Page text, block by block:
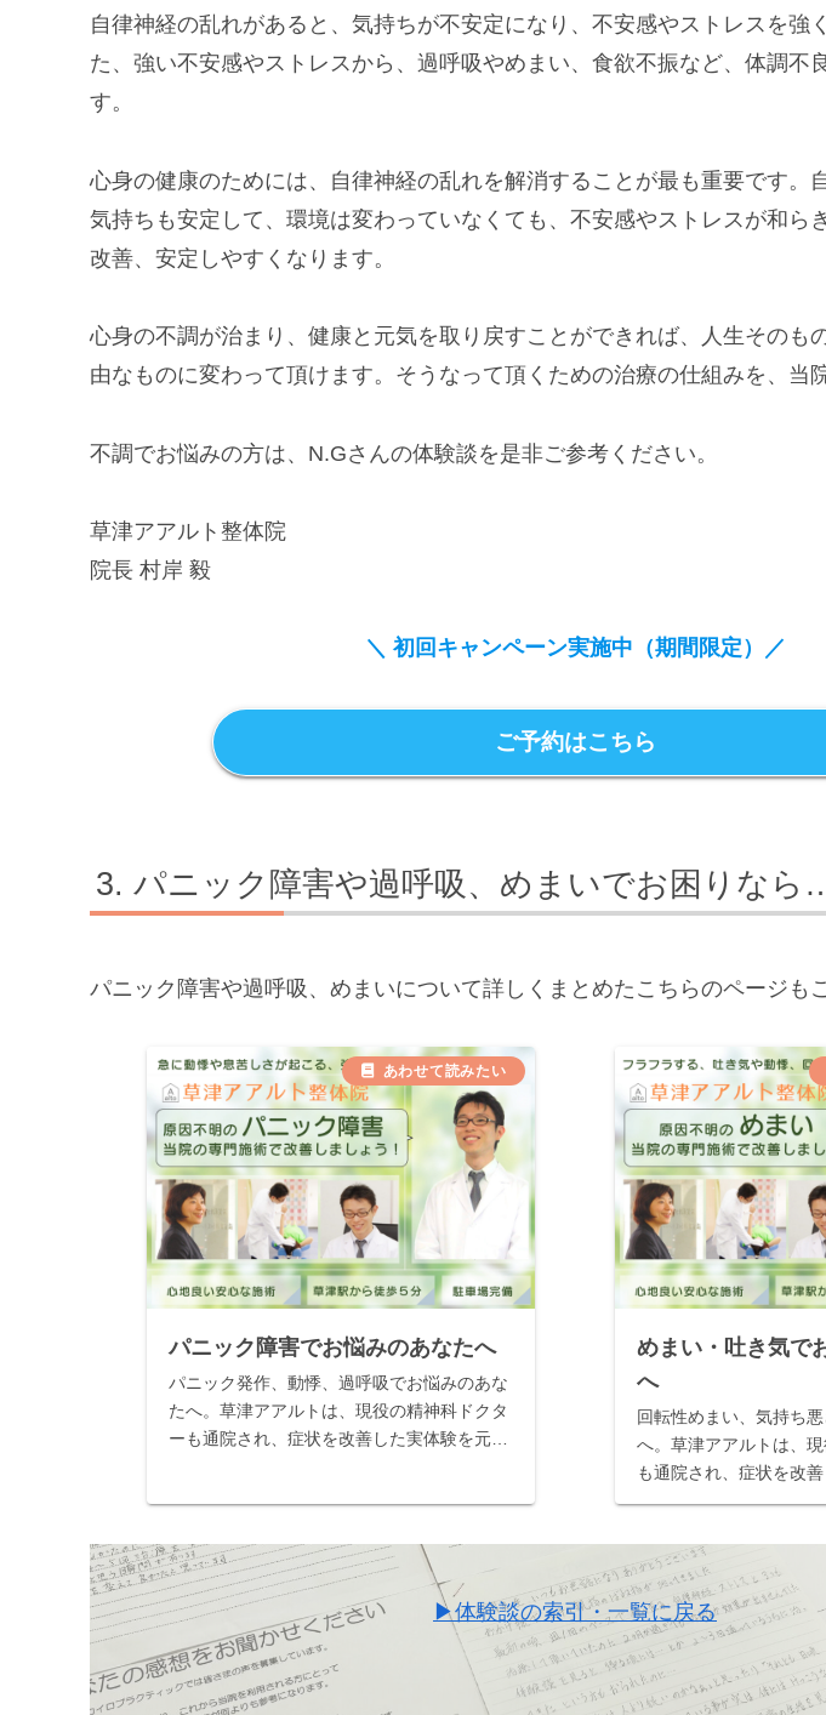
自律神経の乱れがあると、気持ちが不安定になり、不安感やストレスを強
た、強い不安感やストレスから、過呼吸やめまい、食欲不振など、体調不
す。
心身の健康のためには、自律神経の乱れを解消することが最も重要です。
気持ちも安定して、環境は変わっていなくても、不安感やストレスが和ら
改善、安定しやすくなります。
心身の不調が治まり、健康と元気を取り戻すことができれば、人生そのも
由なものに変わって頂けます。そうなって頂くための治療の仕組みを、当
不調でお悩みの方は、N.Gさんの体験談を是非ご参考ください。
草津アアルト整体院
院長 村岸 毅
＼ 初回キャンペーン実施中（期間限定） ／
ご予約はこちら
パニック障害や過呼吸、めまいでお困りなら
パニック障害や過呼吸、めまいについて詳しくまとめたこちらのページも
パニック障害でお悩みのあなたへ
パニック発作、動悸、過呼吸でお悩みのあな
たへ。草津アアルトは、現役の精神科ドクタ
ーも通院され、症状を改善した実体験を元に
んか？
めまい・吐き気で
へ
回転性めまい、気持ち
へ。草津アアルトは、
も通院され、症状を改善
薦してくださる、全国
当院の専門施術で、自
か？
▶体験談の索引・一覧に戻る